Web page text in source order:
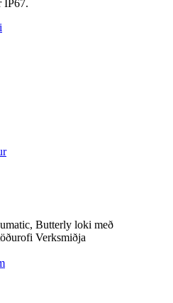
IP67.
Butterly loki með
Verksmiðja